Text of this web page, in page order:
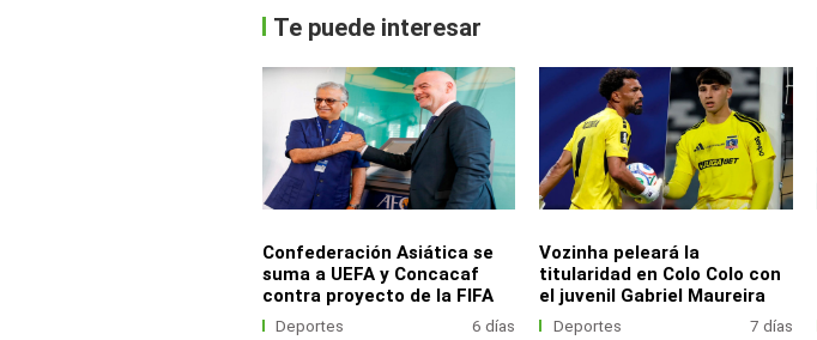
Te puede interesar
Confederación Asiática se
suma a UEFA y Concacaf
contra proyecto de la FIFA
Deportes 6 días
Vozinha peleará la
titularidad en Colo Colo con
el juvenil Gabriel Maureira
Deportes 7 días